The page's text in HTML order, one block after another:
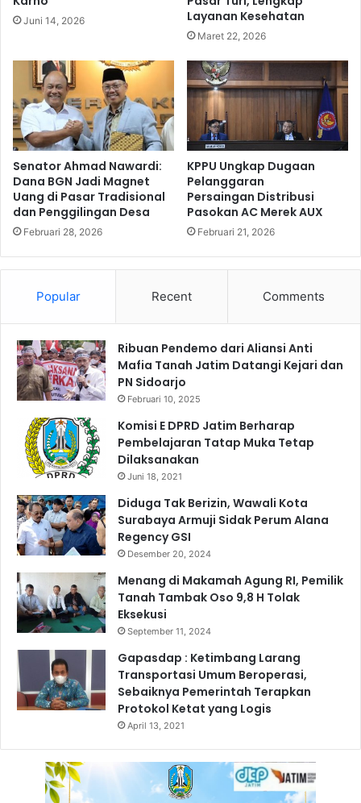
Juni 14, 2026
Layanan Kesehatan
Maret 22, 2026
Senator Ahmad Nawardi:
Dana BGN Jadi Magnet
Uang di Pasar Tradisional
dan Penggilingan Desa
Februari 28, 2026
KPPU Ungkap Dugaan
Pelanggaran
Persaingan Distribusi
Pasokan AC Merek AUX
Februari 21, 2026
Popular Recent Comments
Ribuan Pendemo dari Aliansi Anti
Mafia Tanah Jatim Datangi Kejari dan
PN Sidoarjo
Februari 10, 2025
Komisi E DPRD Jatim Berharap
Pembelajaran Tatap Muka Tetap
Dilaksanakan
Juni 18, 2021
Diduga Tak Berizin, Wawali Kota
Surabaya Armuji Sidak Perum Alana
Regency GSI
Desember 20, 2024
Menang di Makamah Agung RI, Pemilik
Tanah Tambak Oso 9,8 H Tolak
Eksekusi
September 11, 2024
Gapasdap : Ketimbang Larang
Transportasi Umum Beroperasi,
Sebaiknya Pemerintah Terapkan
Protokol Ketat yang Logis
April 13, 2021